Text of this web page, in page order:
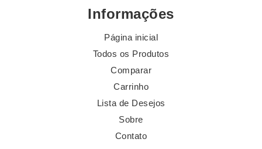
Informações
Página inicial
Todos os Produtos
Comparar
Carrinho
Lista de Desejos
Sobre
Contato